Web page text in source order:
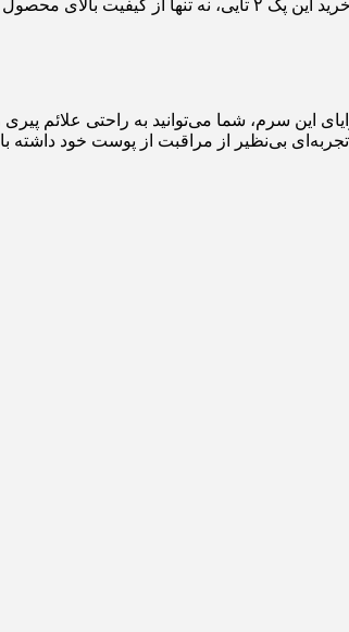
استفاده از این محصول به راحتی امکان‌پذیر است و می‌توانید آن را به عنوان بخشی از روتین روزانه مراقبت از پوست خود قرار
این سرم، شما می‌توانید به راحتی علائم پیری
بی‌نظیر از مراقبت از پوست خود داشته